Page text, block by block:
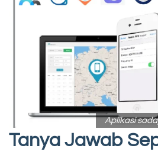
Aplikasi
Tanya Jawab